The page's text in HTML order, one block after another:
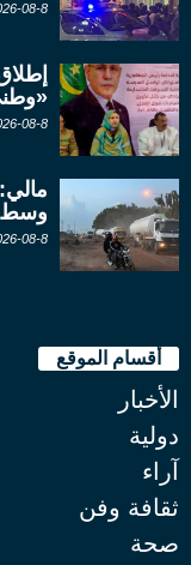
2026-08-8 الساعة
2026-08-8 الساعة
وسط
2026-08-8 الساعة
أقسام الموقع
الأخبار
دولية
آراء
ثقافة وفن
صحة